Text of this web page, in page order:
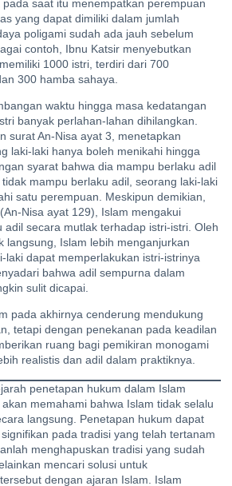
saat itu menempatkan perempuan
yang dapat dimiliki dalam jumlah
poligami sudah ada jauh sebelum
contoh, Ibnu Katsir menyebutkan
1000 istri, terdiri dari 700
300 hamba sahaya.
waktu hingga masa kedatangan
banyak perlahan-lahan dihilangkan.
surat An-Nisa ayat 3, menetapkan
laki-laki hanya boleh menikahi hingga
syarat bahwa dia mampu berlaku adil
mampu berlaku adil, seorang laki-laki
satu perempuan. Meskipun demikian,
Nisa ayat 129), Islam mengakui
adil secara mutlak terhadap istri-istri. Oleh
langsung, Islam lebih menganjurkan
laki dapat memperlakukan istri-istrinya
bahwa adil sempurna dalam
sulit dicapai.
pada akhirnya cenderung mendukung
tetapi dengan penekanan pada keadilan
ruang bagi pemikiran monogami
realistis dan adil dalam praktiknya.
penetapan hukum dalam Islam
memahami bahwa Islam tidak selalu
langsung. Penetapan hukum dapat
pada tradisi yang telah tertanam
menghapuskan tradisi yang sudah
mencari solusi untuk
dengan ajaran Islam. Islam